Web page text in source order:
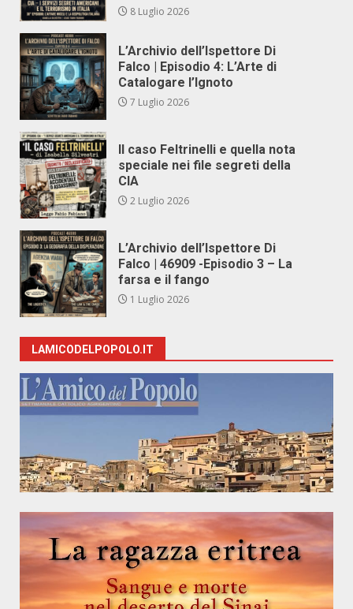
8 Luglio 2026
L’Archivio dell’Ispettore Di
Falco | Episodio 4: L’Arte di
Catalogare l’Ignoto
7 Luglio 2026
Il caso Feltrinelli e quella nota
speciale nei file segreti della
CIA
2 Luglio 2026
L’Archivio dell’Ispettore Di
Falco | 46909 -Episodio 3 – La
farsa e il fango
1 Luglio 2026
LAMICODELPOPOLO.IT